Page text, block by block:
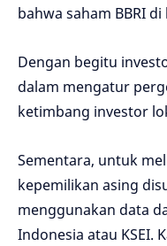
bahwa saham BBRI
Dengan begitu
dalam mengatur
ketimbang investor
Sementara, untuk
kepemilikan asing
menggunakan data
Indonesia atau KSEI.